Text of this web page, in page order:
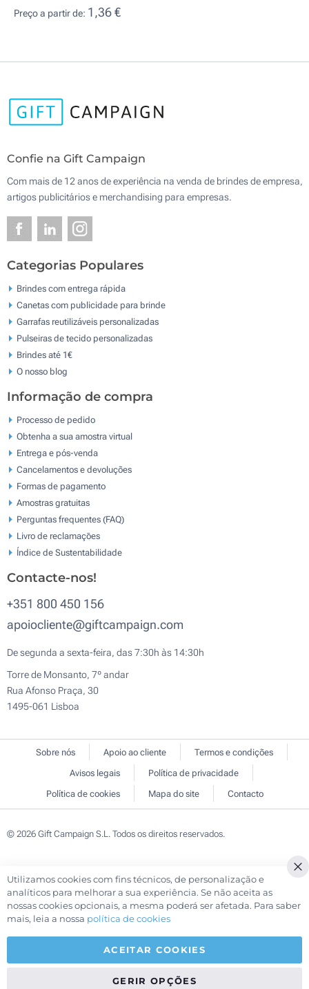
Preço a partir de: 1,36 €
Confie na Gift Campaign
Com mais de 12 anos de experiência na venda de brindes de empresa,
artigos publicitários e merchandising para empresas.
Categorias Populares
Brindes com entrega rápida
Canetas com publicidade para brinde
Garrafas reutilizáveis personalizadas
Pulseiras de tecido personalizadas
Brindes até 1€
O nosso blog
Informação de compra
Processo de pedido
Obtenha a sua amostra virtual
Entrega e pós-venda
Cancelamentos e devoluções
Formas de pagamento
Amostras gratuitas
Perguntas frequentes (FAQ)
Livro de reclamaçōes
Índice de Sustentabilidade
Contacte-nos!
+351 800 450 156
apoiocliente@giftcampaign.com
De segunda a sexta-feira, das 7:30h às 14:30h
Torre de Monsanto, 7º andar
Rua Afonso Praça, 30
1495-061 Lisboa
Sobre nós Apoio ao cliente
Termos e condições
Avisos legais
Política de privacidade
Política de cookies
Mapa do site Contacto
© 2026 Gift Campaign S.L. Todos os direitos reservados.
Utilizamos cookies com fins técnicos, de personalização e
analíticos para melhorar a sua experiência. Se não aceita as
nossas cookies opcionais, a mesma poderá ser afetada. Para saber
mais, leia a nossa política de cookies
ACEITAR COOKIES
GERIR OPÇÕES